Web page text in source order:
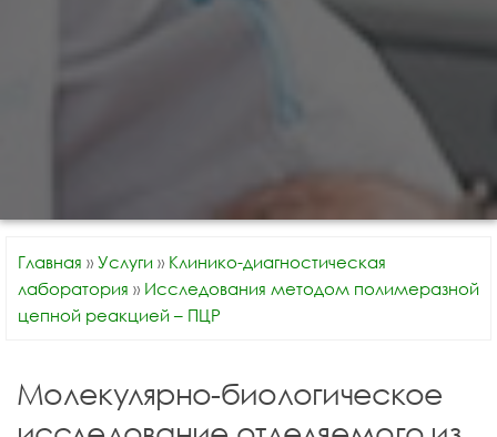
Главная » Услуги » Клинико-диагностическая
лаборатория » Исследования методом полимеразной
цепной реакцией – ПЦР
Молекулярно-биологическое